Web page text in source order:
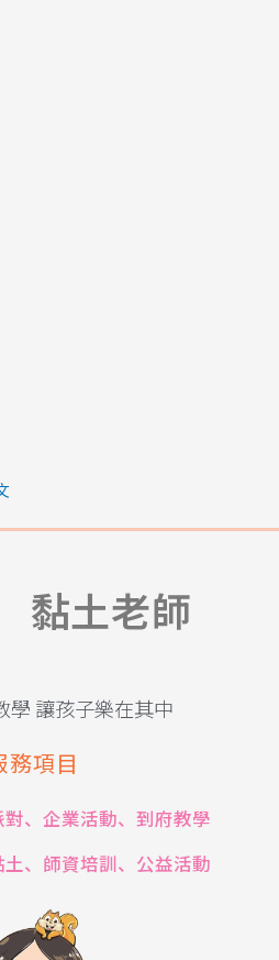
黏土老師
學 讓孩子樂在其中
務項目
、企業活動、到府教學
、師資培訓、公益活動